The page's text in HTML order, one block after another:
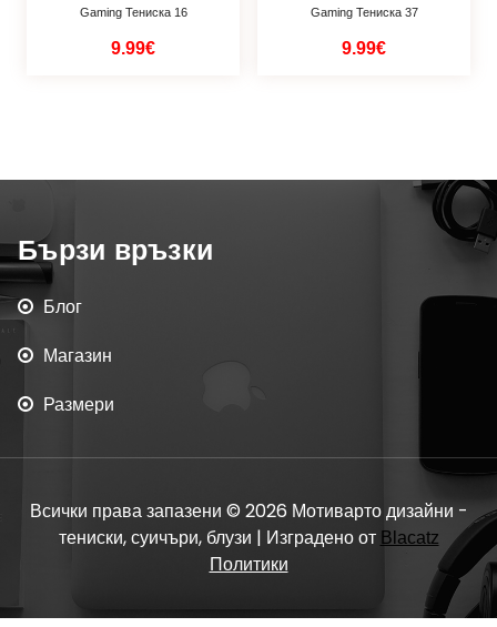
Gaming Тениска 16
9.99€
Gaming Тениска 37
9.99€
Бързи връзки
Блог
Магазин
Размери
Всички права запазени © 2026 Мотиварто дизайни -
тениски, суичъри, блузи | Изградено от Blacatz
Политики